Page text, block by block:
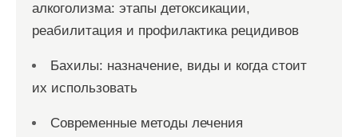
алкоголизма: этапы детоксикации,
реабилитация и профилактика рецидивов
Бахилы: назначение, виды и когда стоит
их использовать
Современные методы лечения